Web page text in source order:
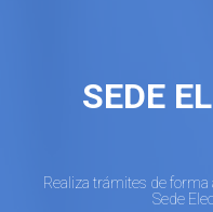
SEDE
Realiza trámites de
Sede